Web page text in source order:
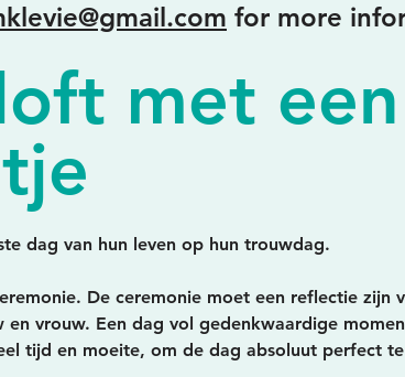
for more
met een
dag van hun leven op hun trouwdag.
De ceremonie moet een reflectie zijn
en vrouw. Een dag vol gedenkwaardige
tijd en moeite, om de dag absoluut perfect